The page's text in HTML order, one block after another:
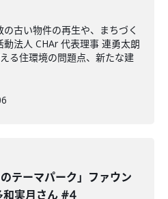
古い物件の再生や、まちづく
法人 CHAr 代表理事 連勇太朗
る住環境の問題点、新たな建
のテーマパーク」ファウン
和実月さん #4